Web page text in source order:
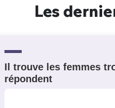
Les
Il trouve les femmes
répondent